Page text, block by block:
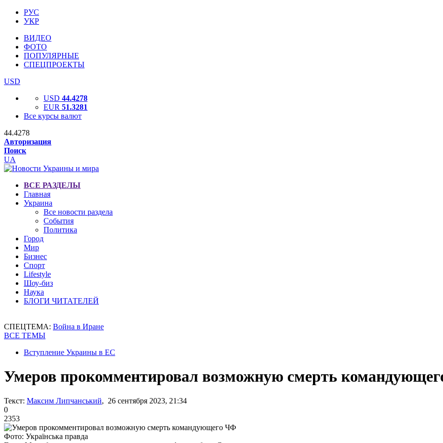
РУС
УКР
ВИДЕО
ФОТО
ПОПУЛЯРНЫЕ
СПЕЦПРОЕКТЫ
USD
USD 44.4278
EUR 51.3281
Все курсы валют
44.4278
Авторизация
Поиск
UA
ВСЕ РАЗДЕЛЫ
Главная
Украина
Все новости раздела
События
Политика
Город
Мир
Бизнес
Спорт
Lifestyle
Шоу-биз
Наука
БЛОГИ ЧИТАТЕЛЕЙ
СПЕЦТЕМА: Война в Иране
ВСЕ ТЕМЫ
Вступление Украины в ЕС
Умеров прокомментировал возможную смерть
Текст: Максим Липчанський, 26 сентября 2023, 21:34
0
2353
Фото: Українська правда